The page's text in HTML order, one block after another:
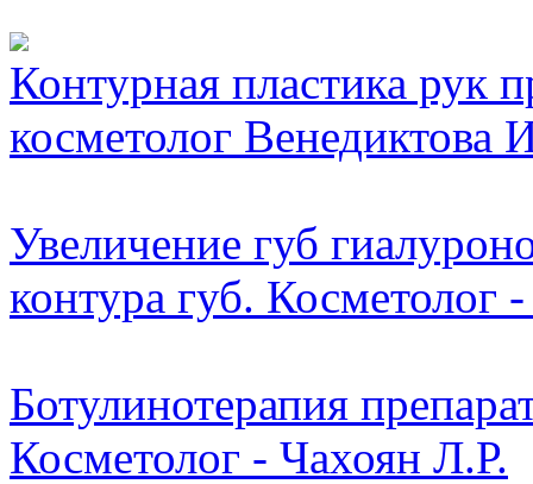
Контурная пластика рук
косметолог Венедиктова
Увеличение губ
контура губ. Косметолог
Ботулинотерапия
Косметолог - Чахоян Л.Р.